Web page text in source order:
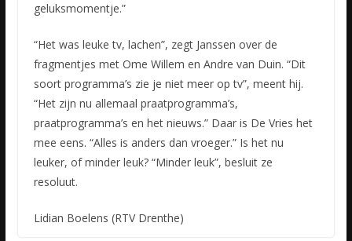
geluksmomentje.”
“Het was leuke tv, lachen”, zegt Janssen over de
fragmentjes met Ome Willem en Andre van Duin. “Dit
soort programma’s zie je niet meer op tv”, meent hij.
“Het zijn nu allemaal praatprogramma’s,
praatprogramma’s en het nieuws.” Daar is De Vries het
mee eens. “Alles is anders dan vroeger.” Is het nu
leuker, of minder leuk? “Minder leuk”, besluit ze
resoluut.
Lidian Boelens (RTV Drenthe)